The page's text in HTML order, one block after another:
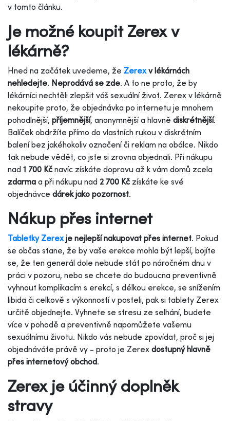
v tomto článku.
Je možné koupit Zerex v
lékárně?
Hned na začátek uvedeme, že Zerex v lékárnách
nehledejte. Neprodává se zde. A to ne proto, že by
lékárníci nechtěli zlepšit váš sexuální život. Zerex v lékárně
nekoupite proto, že objednávka po internetu je mnohem
pohodlnější, příjemnější, anonymnější a hlavně diskrétnější.
Balíček obdržíte přímo do vlastních rukou v diskrétním
balení bez jakéhokoliv označení či reklam na obálce. Nikdo
tak nebude vědět, co jste si zrovna objednali. Při nákupu
nad 1 700 Kčnavíc získáte dopravu až k vám domů zcela
zdarma a při nákupu nad 2 700 Kčzískáte ke své
objednávce dárek jako pozornost.
Nákup přes internet
Tabletky Zerex je nejlepší nakupovat přes internet. Pokud
se občas stane, že by vaše erekce mohla být lepší, bojíte
se, že ten generál dole nebude stát po náročném dnu v
práci v pozoru, nebo se chcete do budoucna preventivně
vyhnout komplikacím s erekcí, s délkou erekce, se snížením
libida či celkově s výkonností v posteli, pak si tablety Zerex
určitě objednejte. Vyhnete se stresu ze selhání, budete
více v pohodě a preventivně napomůžete vašemu
sexuálnímu životu. Nikdo vás nebude zpovídat, proč si jej
objednáváte právě vy - proto je Zerex dostupný hlavně
přes internetový obchod.
Zerex je účinný doplněk
stravy